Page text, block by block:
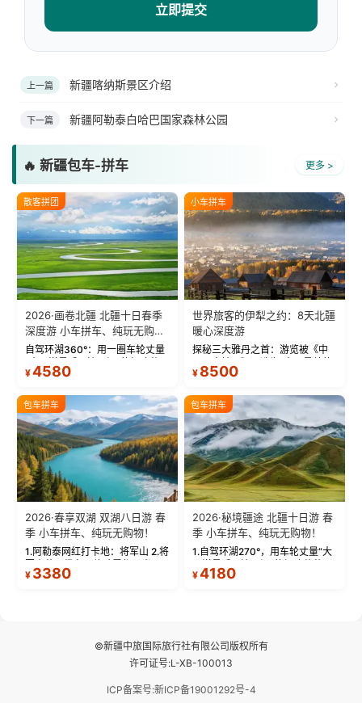
立即提交
上一篇 新疆喀纳斯景区介绍
下一篇 新疆阿勒泰白哈巴国家森林公园
🔥 新疆包车-拼车 更多 >
散客拼团
2026·画卷北疆 北疆十日春季
深度游 小车拼车、纯玩无购
物！
自驾环湖360°：用一圈车轮丈量
“大西洋最后一滴眼泪”的极致蔚
蓝。 赛湖旅拍：甄选多款风格服
绝美瞬间。 赛湖坦克300跟车视
频：专业摄影师...
¥4580
小车拼车
世界旅客的伊犁之约：8天北疆
暖心深度游
探秘三大雅丹之首：游览被《中
国国家地理》评选为“中国最美的
三大雅丹”第一名的克拉玛依魔鬼
瓦人最大村落——禾木村，欣赏
晨雾与小木...
¥ 8500
包车拼车
2026·春享双湖 双湖八日游 春
季 小车拼车、纯玩无购物！
1.阿勒泰网红打卡地：将军山 2.将
军山落日缆车，体验雪都风光 3.
将军山，夕阳派对，蹦迪party 4.
¥ 3380
包车拼车
2026·秘境疆途 北疆十日游 春
季 小车拼车、纯玩无购物！
1.自驾环湖270°，用车轮丈量“大
西洋最后一滴眼泪”的极致蔚蓝，
让雪山、花海与深邃湖水在转弯
¥4180
©新疆中旅国际旅行社有限公司版权所有
许可证号:L-XB-100013
ICP备案号:新ICP备19001292号-4